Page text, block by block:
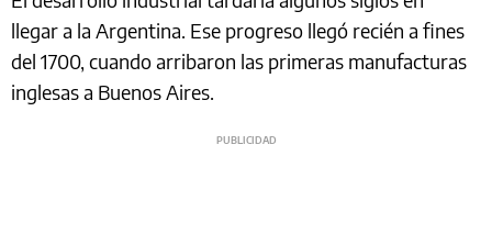
llegar a la Argentina. Ese progreso llegó recién a fines
del 1700, cuando arribaron las primeras manufacturas
inglesas a Buenos Aires.